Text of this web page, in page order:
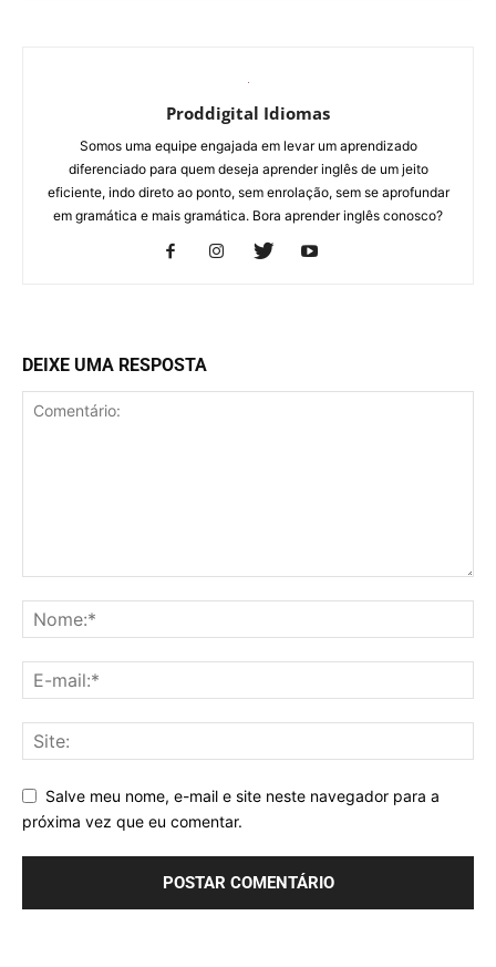
Proddigital Idiomas
Somos uma equipe engajada em levar um aprendizado
diferenciado para quem deseja aprender inglês de um jeito
eficiente, indo direto ao ponto, sem enrolação, sem se aprofundar
em gramática e mais gramática. Bora aprender inglês conosco?
DEIXE UMA RESPOSTA
Salve meu nome, e-mail e site neste navegador para a
próxima vez que eu comentar.